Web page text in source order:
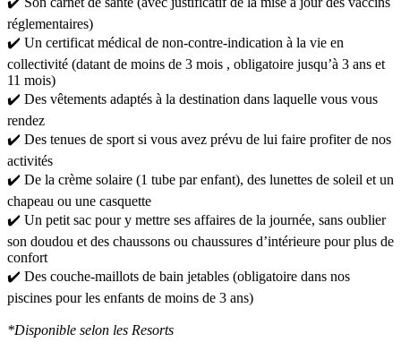
réglementaires)​
✔️ Un certificat médical de non-contre-indication à la vie en
collectivité (datant de moins de 3 mois , obligatoire jusqu’à 3 ans et
11 mois)​
✔️ Des vêtements adaptés à la destination dans laquelle vous vous
rendez​
✔️ Des tenues de sport si vous avez prévu de lui faire profiter de nos
activités
✔️ De la crème solaire​ (1 tube par enfant), des lunettes de soleil et un
chapeau ou une casquette
✔️ Un petit sac pour y mettre ses affaires de la journée​, sans oublier
son doudou et des chaussons ou chaussures d’intérieure pour plus de
confort
✔️ Des couche-maillots de bain jetables (obligatoire dans nos
piscines pour les enfants de moins de 3 ans)
*Disponible selon les Resorts